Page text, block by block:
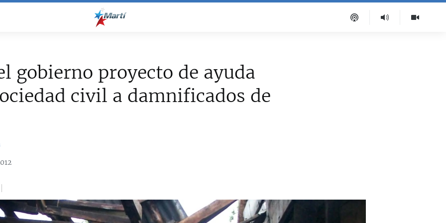
gobierno proyecto de ayuda
civil a damnificados de